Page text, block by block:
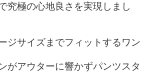
究極の心地良さを実現しまし
ジサイズまでフィットするワン
がアウターに響かずパンツスタ